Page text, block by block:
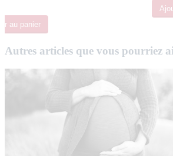
au panier
Autres articles que vous pourriez